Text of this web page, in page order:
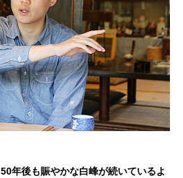
50年後も賑やかな白峰が続いているよ